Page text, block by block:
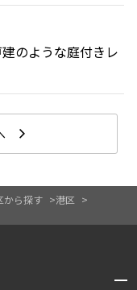
から探す
港区
のような庭付きレ
開閉